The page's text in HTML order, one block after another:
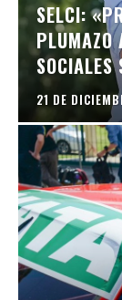
SELCI:
PLUMAZO
SOCIALES
21 DE